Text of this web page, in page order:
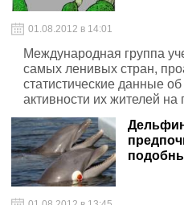
01.08.2012 в 14:01
Международная группа
самых ленивых стран,
статистические данные
активности их жителей
десятилетия.